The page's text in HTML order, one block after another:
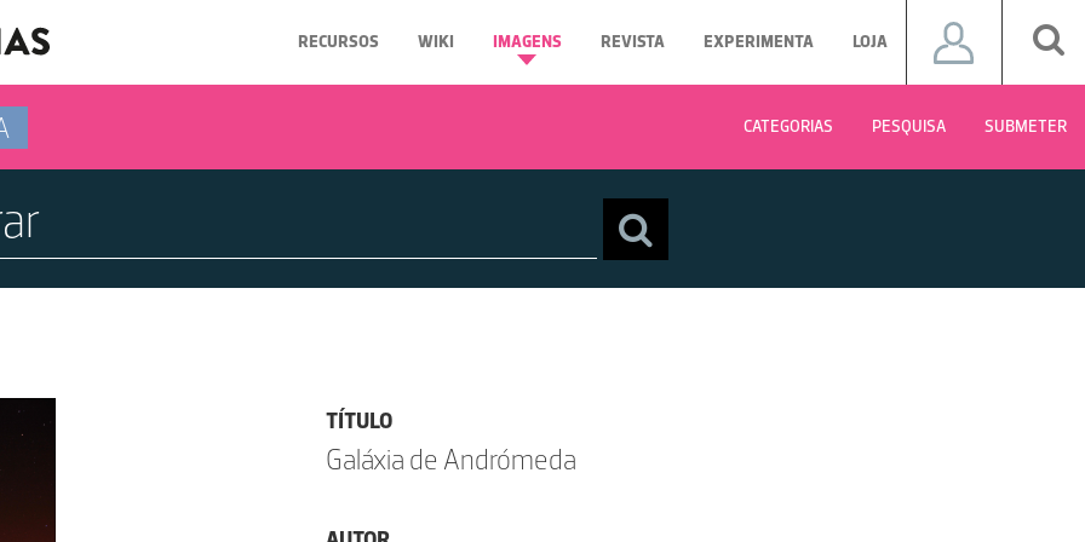
RECURSOS WIKI IMAGENS REVISTA EXPERIMENTA LOJA
CATEGORIAS PESQUISA SUBMETER
TÍTULO
Galáxia de Andrómeda